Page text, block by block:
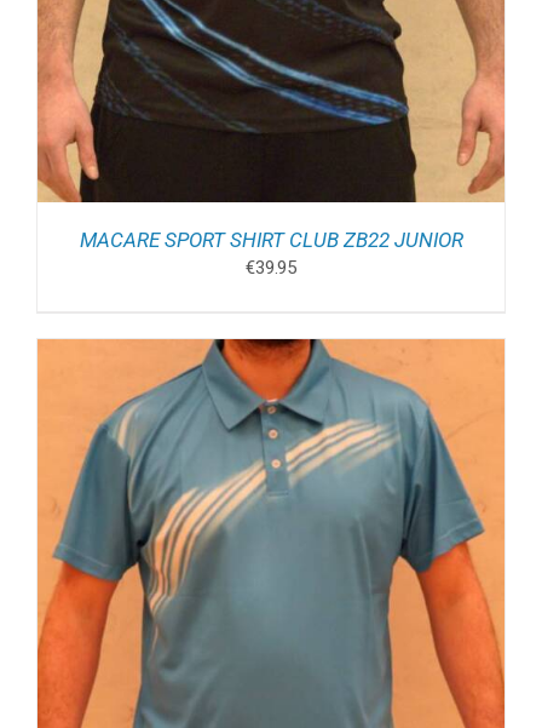
MACARE SPORT SHIRT CLUB ZB22 JUNIOR
€39.95